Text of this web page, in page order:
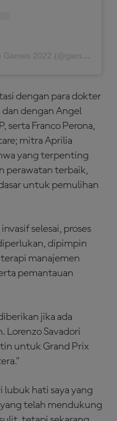
A post shared by Commonwealth Games 2022 (@gamescommonwealth)
dengan para dokter
dan dengan Angel
serta Franco Perona,
mitra Aprilia
yang terpenting
perawatan terbaik,
untuk pemulihan
selesai, proses
dipimpin
manajemen
pemantauan
jika ada
Lorenzo Savadori
untuk Grand Prix
lubuk hati saya yang
telah mendukung